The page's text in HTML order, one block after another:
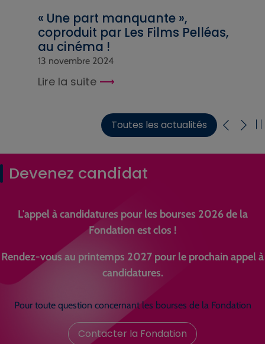
« Une part manquante »,
coproduit par Les Films Pelléas,
au cinéma !
13 novembre 2024
Lire la suite
Toutes les actualités
Devenez candidat
L'appel à candidatures pour les bourses 2026 de la
Fondation est clos !
Rendez-vous au printemps 2027 pour le prochain appel à
candidatures.
Pour toute question concernant les bourses de la Fondation
Contacter la Fondation